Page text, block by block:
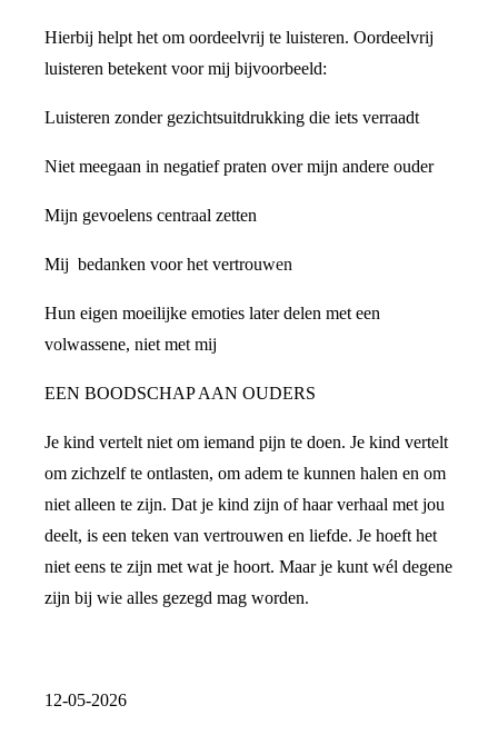
Hierbij helpt het om oordeelvrij te luisteren. Oordeelvrij
luisteren betekent voor mij bijvoorbeeld:
Luisteren zonder gezichtsuitdrukking die iets verraadt
Niet meegaan in negatief praten over mijn andere ouder
Mijn gevoelens centraal zetten
Mij bedanken voor het vertrouwen
Hun eigen moeilijke emoties later delen met een
volwassene, niet met mij
EEN BOODSCHAP AAN OUDERS
Je kind vertelt niet om iemand pijn te doen. Je kind vertelt
om zichzelf te ontlasten, om adem te kunnen halen en om
niet alleen te zijn. Dat je kind zijn of haar verhaal met jou
deelt, is een teken van vertrouwen en liefde. Je hoeft het
niet eens te zijn met wat je hoort. Maar je kunt wél degene
zijn bij wie alles gezegd mag worden.
12-05-2026